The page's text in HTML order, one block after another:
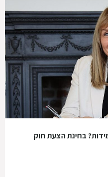
בחינת הצעת חוק